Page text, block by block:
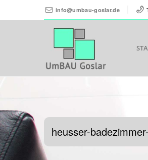
info@umbau-goslar.de
heusser-